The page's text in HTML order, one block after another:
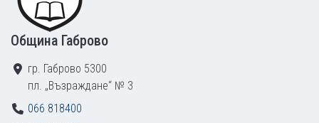
Община Габрово
гр. Габрово 5300
пл. „Възраждане“ № 3
066 818400